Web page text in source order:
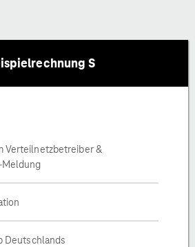
S
Verteilnetzbetreiber &
Deutschlands